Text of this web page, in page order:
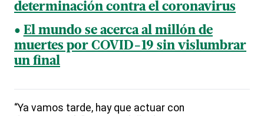
determinación contra el coronavirus
El mundo se acerca al millón de
muertes por COVID-19 sin vislumbrar
un final
“Ya vamos tarde, hay que actuar con